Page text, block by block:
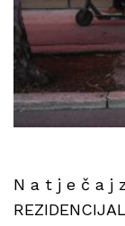
N a t j e č a j